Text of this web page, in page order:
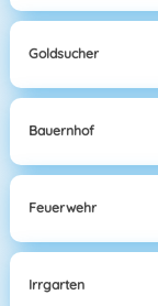
Goldsucher
Bauernhof
Feuerwehr
Irrgarten